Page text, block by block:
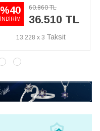
%45
İNDİRİM
43.470 TL
23.910 TL
8.663 x 3